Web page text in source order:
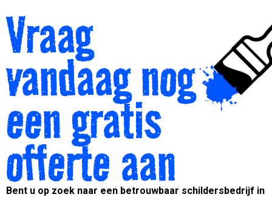
Vraag
vandaag nog
een gratis
offerte aan
Bent u op zoek naar een betrouwbaar schildersbedrijf in